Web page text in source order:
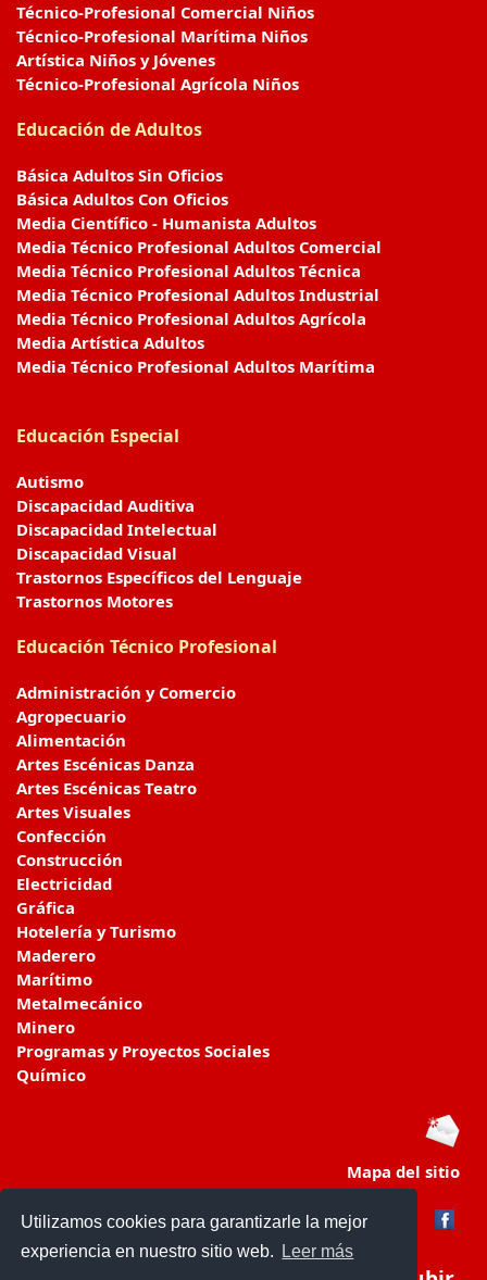
Utilizamos cookies para garantizarle la mejor
experiencia en nuestro sitio web.
Leer más
Técnico-Profesional Comercial Niños
Técnico-Profesional Marítima Niños
Artística Niños y Jóvenes
Técnico-Profesional Agrícola Niños
Educación de Adultos
Básica Adultos Sin Oficios
Básica Adultos Con Oficios
Media Científico - Humanista Adultos
Media Técnico Profesional Adultos Comercial
Media Técnico Profesional Adultos Técnica
Media Técnico Profesional Adultos Industrial
Media Técnico Profesional Adultos Agrícola
Media Artística Adultos
Media Técnico Profesional Adultos Marítima
Educación Especial
Autismo
Discapacidad Auditiva
Discapacidad Intelectual
Discapacidad Visual
Trastornos Específicos del Lenguaje
Trastornos Motores
Educación Técnico Profesional
Administración y Comercio
Agropecuario
Alimentación
Artes Escénicas Danza
Artes Escénicas Teatro
Artes Visuales
Confección
Construcción
Electricidad
Gráfica
Hotelería y Turismo
Maderero
Marítimo
Metalmecánico
Minero
Programas y Proyectos Sociales
Químico
Mapa del sitio